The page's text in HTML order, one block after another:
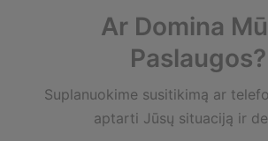
Ar Domina
Paslaugos?
Suplanuokime susitikimą ar
aptarti Jūsų situaciją ir